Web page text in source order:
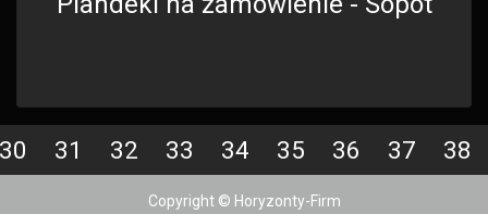
30 31 32 33 34 35 36 37 38
Copyright © Horyzonty-Firm